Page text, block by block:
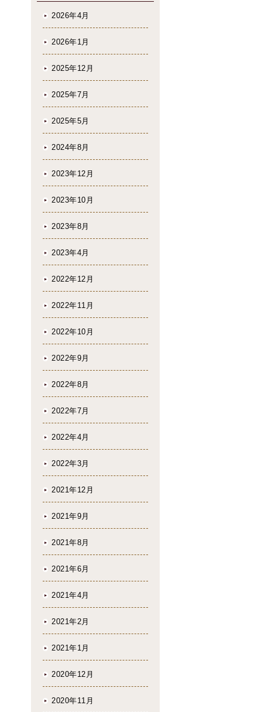
2026年4月
2026年1月
2025年12月
2025年7月
2025年5月
2024年8月
2023年12月
2023年10月
2023年8月
2023年4月
2022年12月
2022年11月
2022年10月
2022年9月
2022年8月
2022年7月
2022年4月
2022年3月
2021年12月
2021年9月
2021年8月
2021年6月
2021年4月
2021年2月
2021年1月
2020年12月
2020年11月